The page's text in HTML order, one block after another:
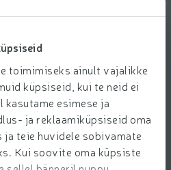
toimimiseks ainult vajalikke
küpsiseid, kui te neid ei
esimese ja
ja reklaamiküpsiseid oma
teie huvidele sobivamate
Kui soovite oma küpsiste